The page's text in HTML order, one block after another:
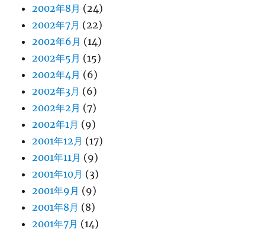
2002年8月 (24)
2002年7月 (22)
2002年6月 (14)
2002年5月 (15)
2002年4月 (6)
2002年3月 (6)
2002年2月 (7)
2002年1月 (9)
2001年12月 (17)
2001年11月 (9)
2001年10月 (3)
2001年9月 (9)
2001年8月 (8)
2001年7月 (14)